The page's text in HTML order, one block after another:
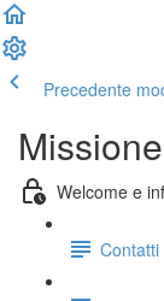
Precedente
Welcome e
Contatti